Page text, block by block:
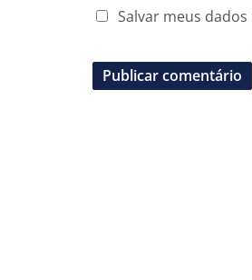
Salvar meus